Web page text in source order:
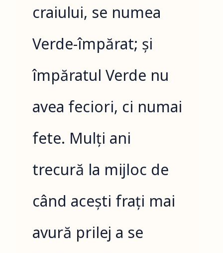
craiului, se numea
Verde-împărat; și
împăratul Verde nu
avea feciori, ci numai
fete. Mulți ani
trecură la mijloc de
când acești frați mai
avură prilej a se